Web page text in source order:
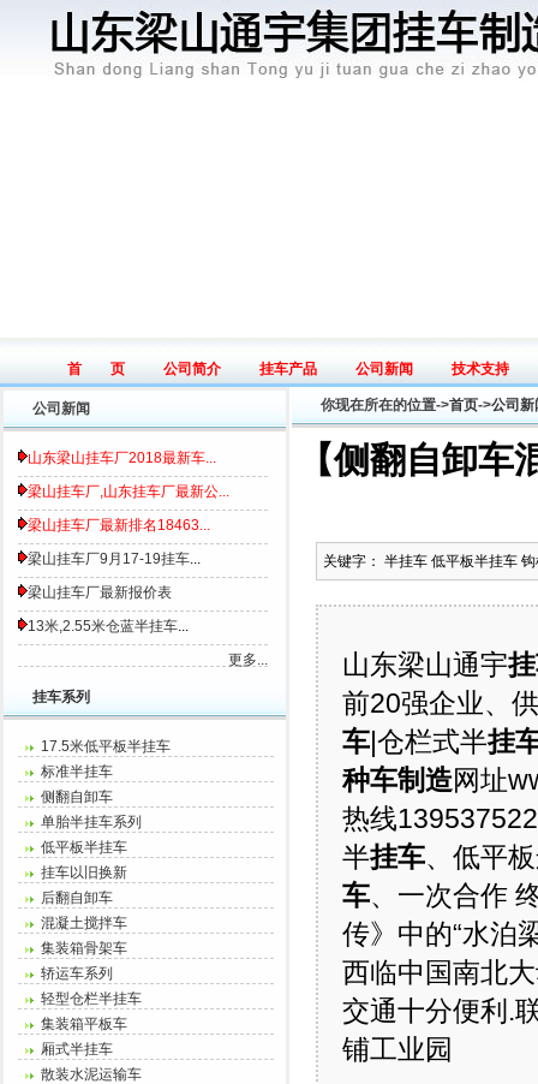
首 页 公司简介 挂车产品 公司新闻 技术支持
你现在所在的位置->首页->公司新
【侧翻自卸
关键字： 半挂车 低平板半挂车
山东梁山通宇
前20强企业、
车|仓栏式半挂
种车制造网址
热线
半挂车、低平
车、一次合作
传》中的“水泊
西临中国南北
交通十分便利.
铺工业园
公司新闻
山东梁山挂车厂2018最新车...
梁山挂车厂,山东挂车厂最新公...
梁山挂车厂最新排名18463...
梁山挂车厂9月17-19挂车...
梁山挂车厂最新报价表
13米,2.55米仓蓝半挂车...
更多...
挂车系列
17.5米低平板半挂车
标准半挂车
侧翻自卸车
单胎半挂车系列
低平板半挂车
挂车以旧换新
后翻自卸车
混凝土搅拌车
集装箱骨架车
轿运车系列
轻型仓栏半挂车
集装箱平板车
厢式半挂车
散装水泥运输车